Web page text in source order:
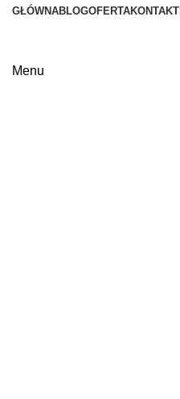
GŁÓWNABLOGOFERTAKONTAKT
Menu